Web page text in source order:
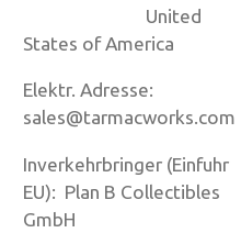
United
States of America
Elektr. Adresse:
sales@tarmacworks.com
Inverkehrbringer (Einfuhr
EU): Plan B Collectibles
GmbH